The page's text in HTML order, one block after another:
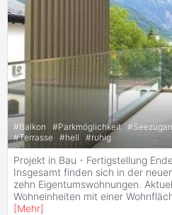
#Balkon #Parkmöglichkeit #
#Terrasse #hell #ruhig
Projekt in Bau - Fertigstellung
Insgesamt finden sich in der
zehn Eigentumswohnungen.
Wohneinheiten mit einer
[Mehr]